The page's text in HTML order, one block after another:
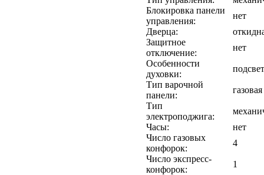
Блокировка панели
управления:
нет
Дверца:
Защитное
отключение:
нет
Особенности
духовки:
Тип варочной
панели:
газовая
Тип
электроподжига:
Часы:
нет
Число газовых
конфорок:
4
Число экспресс-
конфорок:
1